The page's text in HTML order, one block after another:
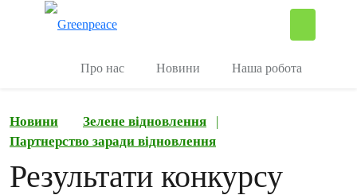
Про нас Новини Наша робота
Новини Зелене відновлення
|
Партнерство заради відновлення
Результати конкурсу